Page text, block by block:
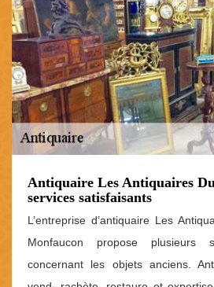
Antiquaire Les Antiquaires
services satisfaisants
L’entreprise d’antiquaire Les
Monfaucon propose plusieurs
concernant les objets anciens.